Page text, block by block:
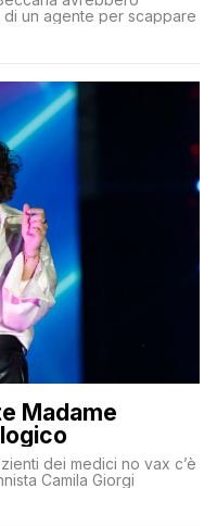
un agente per scappare
Madame
dei medici no vax c’è
Camila Giorgi